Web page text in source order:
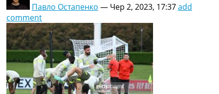
Павло Остапенко — Чер 2, 2023, 17:37add
comment